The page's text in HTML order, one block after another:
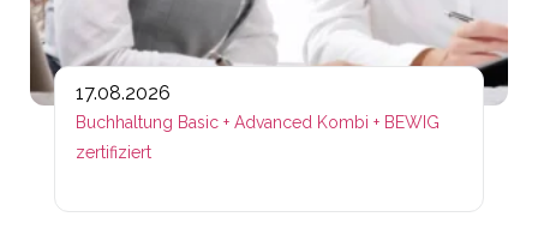
17.08.2026
Buchhaltung Basic + Advanced Kombi + BEWIG
zertifiziert